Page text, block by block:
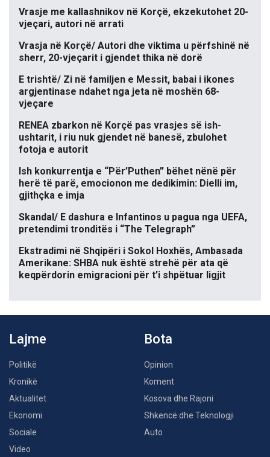
Vrasje me kallashnikov në Korçë, ekzekutohet 20-
vjeçari, autori në arrati
Vrasja në Korçë/ Autori dhe viktima u përfshinë në
sherr, 20-vjeçarit i gjendet thika në dorë
E trishtë/ Zi në familjen e Messit, babai i ikones
argjentinase ndahet nga jeta në moshën 68-
vjeçare
RENEA zbarkon në Korçë pas vrasjes së ish-
ushtarit, i riu nuk gjendet në banesë, zbulohet
fotoja e autorit
Ish konkurrentja e “Për’Puthen” bëhet nënë për
herë të parë, emocionon me dedikimin: Dielli im,
gjithçka e imja
Skandal/ E dashura e Infantinos u pagua nga UEFA,
pretendimi tronditës i “The Telegraph”
Ekstradimi në Shqipëri i Sokol Hoxhës, Ambasada
Amerikane: SHBA nuk është strehë për ata që
keqpërdorin emigracioni për t’i shpëtuar ligjit
Lajme
Politikë
Kronikë
Aktualitet
Ekonomi
Sociale
Video
Bota
Opinion
Koment
Kosova dhe Rajoni
Shkencë dhe Teknologji
Auto